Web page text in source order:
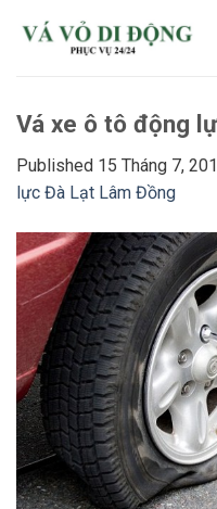
Vá xe ô tô động
Published 15 Tháng 7,
lực Đà Lạt Lâm Đồng